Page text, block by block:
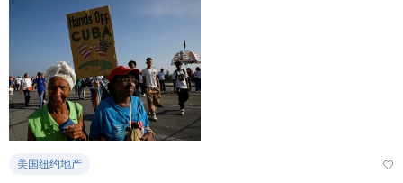
美国纽约地产